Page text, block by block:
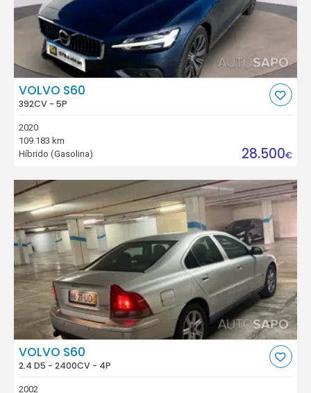
VOLVO S60
392CV - 5P
2020
109.183 km
Híbrido (Gasolina)
28.500€
VOLVO S60
2.4 D5 - 2400CV - 4P
2002